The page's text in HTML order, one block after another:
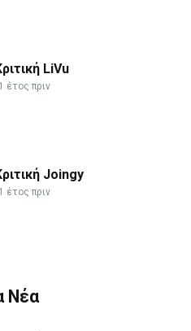
LiVu
1 έτος πριν
Joingy
1 έτος πριν
Νέα